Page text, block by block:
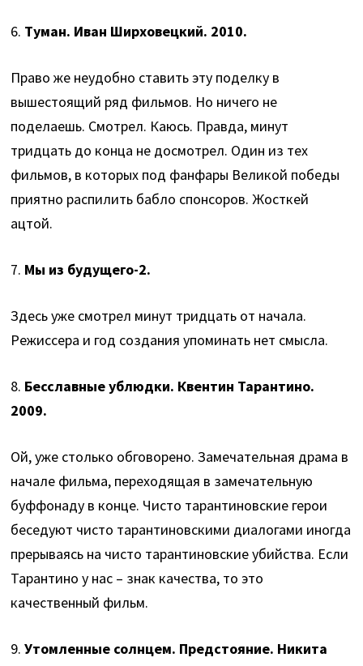
6. Туман. Иван Ширховецкий. 2010.
Право же неудобно ставить эту поделку в
вышестоящий ряд фильмов. Но ничего не
поделаешь. Смотрел. Каюсь. Правда, минут
тридцать до конца не досмотрел. Один из тех
фильмов, в которых под фанфары Великой победы
приятно распилить бабло спонсоров. Жосткей
ацтой.
7. Мы из будущего-2.
Здесь уже смотрел минут тридцать от начала.
Режиссера и год создания упоминать нет смысла.
8. Бесславные ублюдки. Квентин Тарантино.
2009.
Ой, уже столько обговорено. Замечательная драма в
начале фильма, переходящая в замечательную
буффонаду в конце. Чисто тарантиновские герои
беседуют чисто тарантиновскими диалогами иногда
прерываясь на чисто тарантиновские убийства. Если
Тарантино у нас – знак качества, то это
качественный фильм.
9.Утомленные солнцем. Предстояние. Никита